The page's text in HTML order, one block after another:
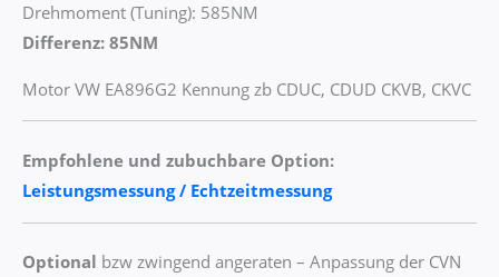
Drehmoment (Tuning): 585NM
Differenz: 85NM
Motor VW EA896G2 Kennung zb CDUC, CDUD CKVB, CKVC
Empfohlene und zubuchbare Option:
Leistungsmessung / Echtzeitmessung
Optional bzw zwingend angeraten – Anpassung der CVN